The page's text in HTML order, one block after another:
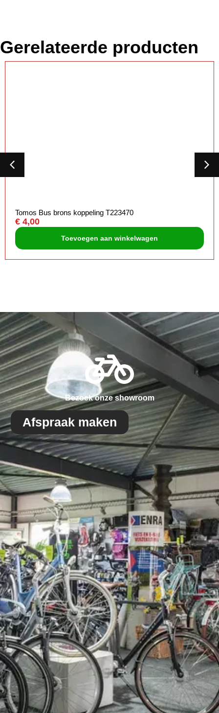
Gerelateerde producten
Tomos Bus brons koppeling T223470
€ 4,00
Toevoegen aan winkelwagen
Bezoek onze showroom
Afspraak maken